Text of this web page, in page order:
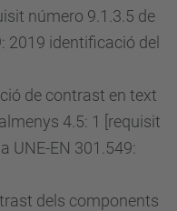
número 9.1.3.5 de
2019 identificació del
de contrast en text
4.5: 1 [requisit
UNE-EN 301.549:
dels components